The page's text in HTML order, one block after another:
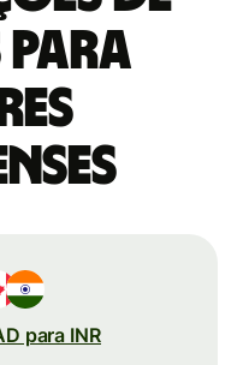
para
para INR